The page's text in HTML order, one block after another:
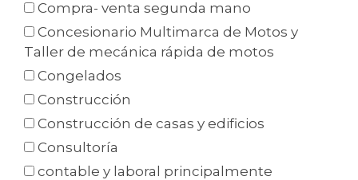
Compra- venta segunda mano
Concesionario Multimarca de Motos y
Taller de mecánica rápida de motos
Congelados
Construcción
Construcción de casas y edificios
Consultoría
contable y laboral principalmente